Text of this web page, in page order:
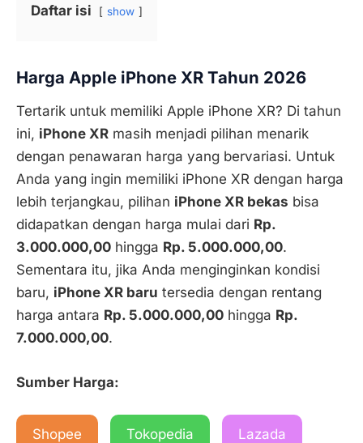
Daftar isi show
Harga Apple iPhone XR Tahun 2026
Tertarik untuk memiliki Apple iPhone XR? Di tahun
ini, iPhone XR masih menjadi pilihan menarik
dengan penawaran harga yang bervariasi. Untuk
Anda yang ingin memiliki iPhone XR dengan harga
lebih terjangkau, pilihan iPhone XR bekas bisa
didapatkan dengan harga mulai dari Rp.
3.000.000,00 hingga Rp. 5.000.000,00.
Sementara itu, jika Anda menginginkan kondisi
baru, iPhone XR baru tersedia dengan rentang
harga antara Rp. 5.000.000,00 hingga Rp.
7.000.000,00.
Sumber Harga:
Shopee Tokopedia Lazada